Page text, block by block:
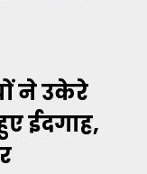
ने उकेरे
ईदगाह,